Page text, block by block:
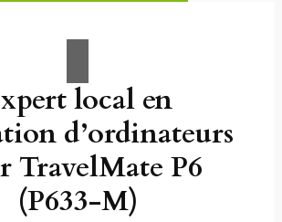
local en
d’ordinateurs
TravelMate P6
(P633-M)